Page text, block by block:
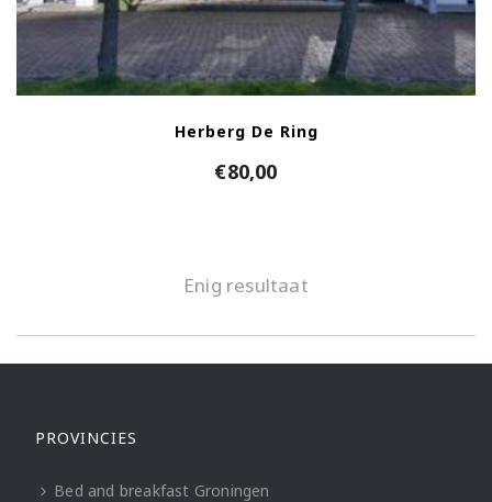
Herberg De Ring
€80,00
Enig resultaat
PROVINCIES
Bed and breakfast Groningen